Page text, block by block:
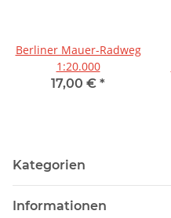
Berliner Mauer-Radweg
1:20.000
17,00 € *
Kategorien
Informationen